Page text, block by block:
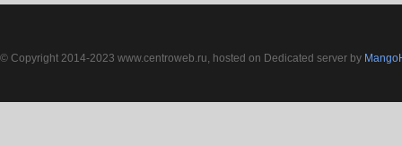
© Copyright 2014-2023 www.centroweb.ru, hosted on Dedicated server by